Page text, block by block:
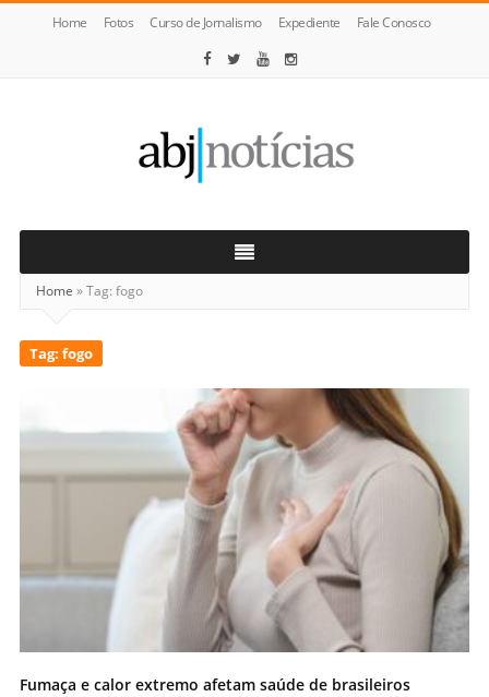
Home Fotos Curso de Jornalismo Expediente Fale Conosco
Notícias
Home »Tag: fogo
Tag: fogo
Fumaça e calor extremo afetam saúde de brasileiros